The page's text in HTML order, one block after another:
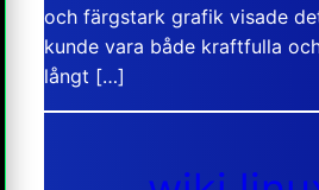
och färgstark grafik visade
kunde vara både kraftfulla
långt […]